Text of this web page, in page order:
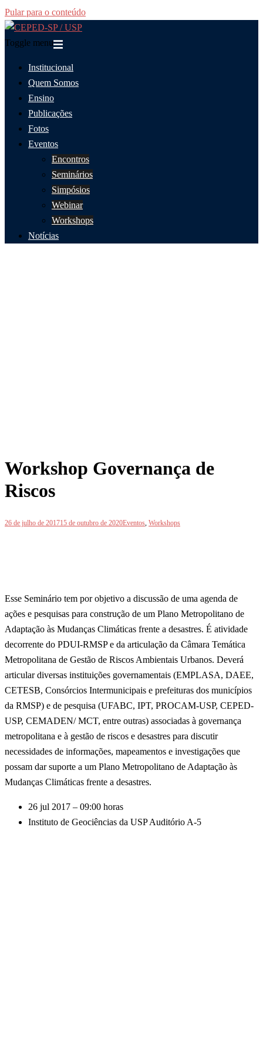
Pular para o conteúdo
Toggle menu
Institucional
Quem Somos
Ensino
Publicações
Fotos
Eventos
Encontros
Seminários
Simpósios
Webinar
Workshops
Notícias
Workshop Governança de
Riscos
26 de julho de 201715 de outubro de 2020Eventos, Workshops
Esse Seminário tem por objetivo a discussão de uma agenda de
ações e pesquisas para construção de um Plano Metropolitano de
Adaptação às Mudanças Climáticas frente a desastres. É atividade
decorrente do PDUI-RMSP e da articulação da Câmara Temática
Metropolitana de Gestão de Riscos Ambientais Urbanos. Deverá
articular diversas instituições governamentais (EMPLASA, DAEE,
CETESB, Consórcios Intermunicipais e prefeituras dos municípios
da RMSP) e de pesquisa (UFABC, IPT, PROCAM-USP, CEPED-
USP, CEMADEN/ MCT, entre outras) associadas à governança
metropolitana e à gestão de riscos e desastres para discutir
necessidades de informações, mapeamentos e investigações que
possam dar suporte a um Plano Metropolitano de Adaptação às
Mudanças Climáticas frente a desastres.
26 jul 2017 – 09:00 horas
Instituto de Geociências da USP Auditório A-5